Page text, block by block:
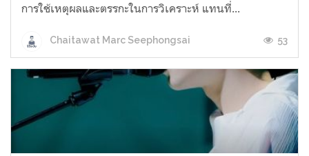
การใช้เหตุผลและตรรกะในการวิเคราะห์ แทนที่...
Chaitawat Marc Seephongsai 53